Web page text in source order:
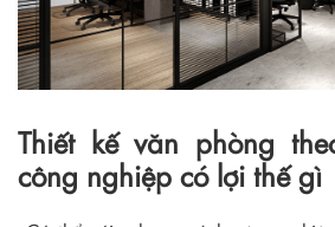
Thiết kế văn phòng
công nghiệp có lợi thế gì